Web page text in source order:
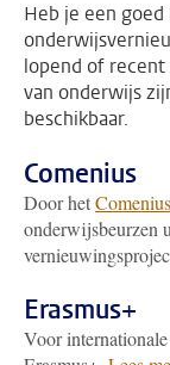
Heb je een
lopend of
van onderwijs
beschikbaar.
Comenius
Door het
onderwijsbeurzen
Erasmus+
Voor